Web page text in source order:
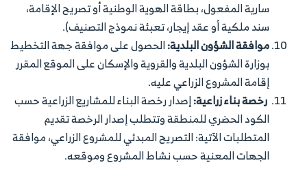
سارية المفعول، بطاقة الهوية الوطنية أو تصريح الإقامة،
سند ملكية أو عقد إيجار، تعبئة نموذج التصنيف).
موافقة الشؤون البلدية:الحصول على موافقة جهة التخطيط
بوزارة الشؤون البلدية والقروية والإسكان على الموقع المقرر
إقامة المشروع الزراعي عليه.
رخصة بناء زراعية:إصدار رخصة البناء للمشاريع الزراعية حسب
الكود الحضري للمنطقة وتتطلب إصدار الرخصة تقديم
المتطلبات الآتية: التصريح المبدئي للمشروع الزراعي، موافقة
الجهات المعنية حسب نشاط المشروع وموقعه.